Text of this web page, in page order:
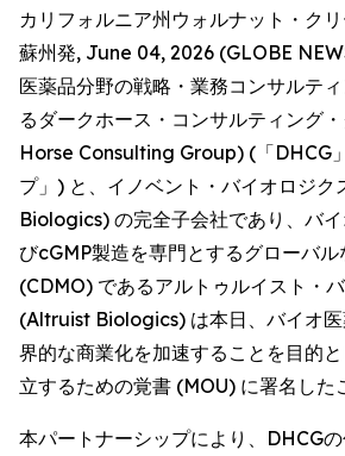
カリフォルニア州ウォルナット・ク
蘇州発, June 04, 2026 (GLOBE
医薬品分野の戦略・業務コンサルテ
るダークホース・コンサルティング
Horse Consulting Group) (「DHCG
プ」) と、イノベント・バイオロジ
Biologics) の完全子会社であり、バ
びcGMP製造を専門とするグローバ
(CDMO) であるアルトゥルイスト・
(Altruist Biologics) は本日、バイオ
界的な商業化を加速することを目的
立するための覚書 (MOU) に署名した
本パートナーシップにより、DHCGの